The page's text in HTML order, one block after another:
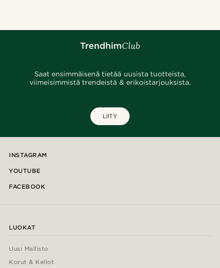
Saat ensimmäisenä tietää uusista tuotteista,
viimeisimmistä trendeistä & erikoistarjouksista.
LIITY
INSTAGRAM
YOUTUBE
FACEBOOK
LUOKAT
Uusi Mallisto
Korut & Kellot